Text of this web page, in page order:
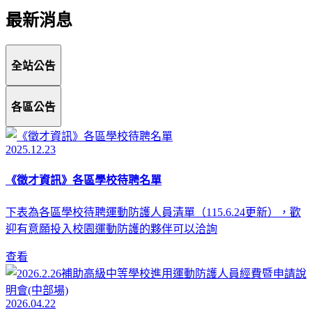
最新消息
全站公告
各區公告
2025.12.23
《徵才資訊》各區學校待聘名單
下表為各區學校待聘運動防護人員清單（115.6.24更新），歡
迎有意願投入校園運動防護的夥伴可以洽詢
查看
2026.04.22